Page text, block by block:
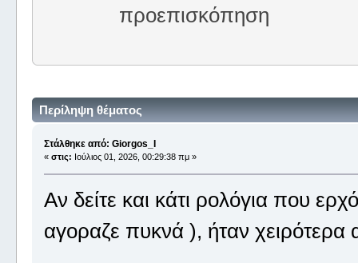
προεπισκόπηση
Περίληψη θέματος
Στάλθηκε από: Giorgos_I
« στις: Ιούλιος 01, 2026, 00:29:38 πμ »
Αν δείτε και κάτι ρολόγια που
αγοραζε πυκνά ), ήταν χειρότερα